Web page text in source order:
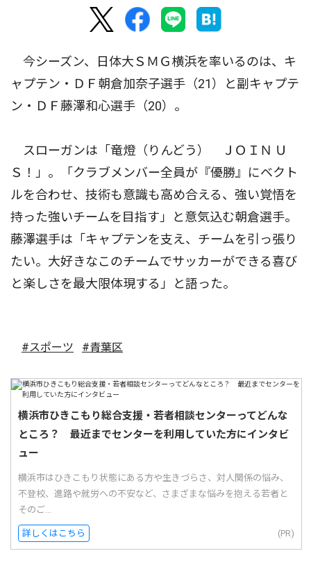
今シーズン、日体大ＳＭＧ横浜を率いるのは、キ
ャプテン・ＤＦ朝倉加奈子選手（21）と副キャプテ
ン・ＤＦ藤澤和心選手（20）。
スローガンは「竜燈（りんどう） ＪＯＩＮ Ｕ
Ｓ！」。「クラブメンバー全員が『優勝』にベクト
ルを合わせ、技術も意識も高め合える、強い覚悟を
持った強いチームを目指す」と意気込む朝倉選手。
藤澤選手は「キャプテンを支え、チームを引っ張り
たい。大好きなこのチームでサッカーができる喜び
と楽しさを最大限体現する」と語った。
#スポーツ #青葉区
横浜市ひきこもり総合支援・若者相談センターってどんな
ところ？ 最近までセンターを利用していた方にインタビ
ュー
横浜市はひきこもり状態にある方や生きづらさ、対人関係の悩み、
不登校、進路や就労への不安など、さまざまな悩みを抱える若者と
そのご...
詳しくはこちら (PR)